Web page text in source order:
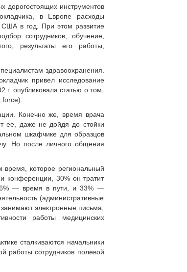
дорогостоящих инструментов
в Европе расходы
США в год. При этом развитие
сотрудников, обучение,
результаты его работы,
здравоохранения.
привел исследование
г. опубликовала статью о том,
Конечно же, время врача
ее, даже не дойдя до стойки
шкафчике для образцов
Но после личного общения
время, которое региональный
конференции, 30% он тратит
16% — время в пути, и 33% —
(административные
электронные письма,
работы медицинских
сталкиваются начальники
работы сотрудников полевой